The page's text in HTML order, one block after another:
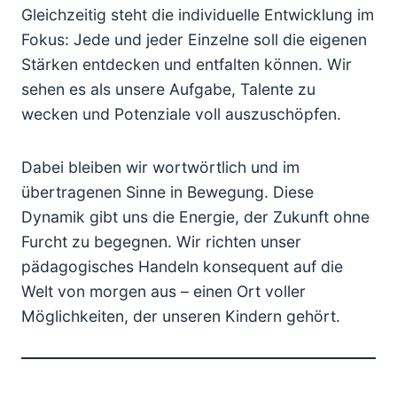
Gleichzeitig steht die individuelle Entwicklung im
Fokus: Jede und jeder Einzelne soll die eigenen
Stärken entdecken und entfalten können. Wir
sehen es als unsere Aufgabe, Talente zu
wecken und Potenziale voll auszuschöpfen.
Dabei bleiben wir wortwörtlich und im
übertragenen Sinne in Bewegung. Diese
Dynamik gibt uns die Energie, der Zukunft ohne
Furcht zu begegnen. Wir richten unser
pädagogisches Handeln konsequent auf die
Welt von morgen aus – einen Ort voller
Möglichkeiten, der unseren Kindern gehört.